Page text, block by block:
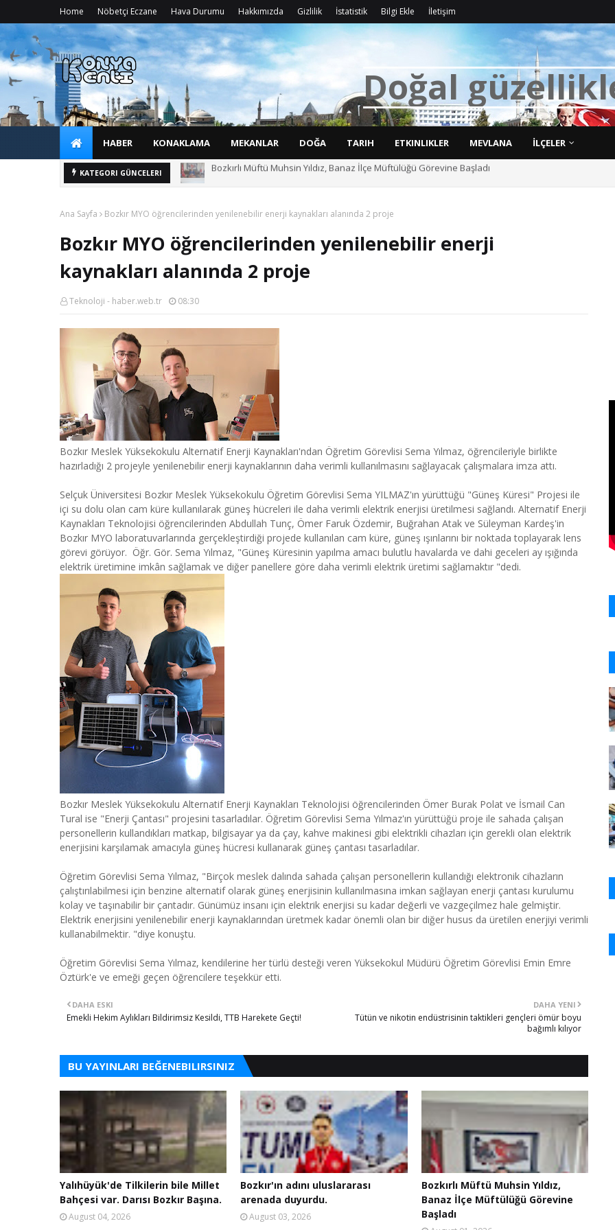
Home Nöbetçi Eczane Hava Durumu Hakkımızda Gizlilik İstatistik Bilgi Ekle İletişim
Doğal güzellikl
HABER KONAKLAMA MEKANLAR DOĞA TARIH ETKINLIKLER MEVLANA İLÇELER
KATEGORI GÜNCELERI
Oğuzların izinde vefalı anma: Prof. Dr. Faruk Sümer memleketi Bozkır'da sempozyumda yad edildi.
Ana Sayfa Bozkır MYO öğrencilerinden yenilenebilir enerji kaynakları alanında 2 proje
Bozkır MYO öğrencilerinden yenilenebilir enerji
kaynakları alanında 2 proje
Teknoloji - haber.web.tr 08:30
Bozkır Meslek Yüksekokulu Alternatif Enerji Kaynakları'ndan Öğretim Görevlisi Sema Yılmaz, öğrencileriyle birlikte
hazırladığı 2 projeyle yenilenebilir enerji kaynaklarının daha verimli kullanılmasını sağlayacak çalışmalara imza attı.
Selçuk Üniversitesi Bozkır Meslek Yüksekokulu Öğretim Görevlisi Sema YILMAZ'ın yürüttüğü "Güneş Küresi" Projesi ile
içi su dolu olan cam küre kullanılarak güneş hücreleri ile daha verimli elektrik enerjisi üretilmesi sağlandı. Alternatif Enerji
Kaynakları Teknolojisi öğrencilerinden Abdullah Tunç, Ömer Faruk Özdemir, Buğrahan Atak ve Süleyman Kardeş'in
Bozkır MYO laboratuvarlarında gerçekleştirdiği projede kullanılan cam küre, güneş ışınlarını bir noktada toplayarak lens
görevi görüyor. Öğr. Gör. Sema Yılmaz, "Güneş Küresinin yapılma amacı bulutlu havalarda ve dahi geceleri ay ışığında
elektrik üretimine imkân sağlamak ve diğer panellere göre daha verimli elektrik üretimi sağlamaktır "dedi.
Bozkır Meslek Yüksekokulu Alternatif Enerji Kaynakları Teknolojisi öğrencilerinden Ömer Burak Polat ve İsmail Can
Tural ise "Enerji Çantası" projesini tasarladılar. Öğretim Görevlisi Sema Yılmaz'ın yürüttüğü proje ile sahada çalışan
personellerin kullandıkları matkap, bilgisayar ya da çay, kahve makinesi gibi elektrikli cihazları için gerekli olan elektrik
enerjisini karşılamak amacıyla güneş hücresi kullanarak güneş çantası tasarladılar.
Öğretim Görevlisi Sema Yılmaz, "Birçok meslek dalında sahada çalışan personellerin kullandığı elektronik cihazların
çalıştırılabilmesi için benzine alternatif olarak güneş enerjisinin kullanılmasına imkan sağlayan enerji çantası kurulumu
kolay ve taşınabilir bir çantadır. Günümüz insanı için elektrik enerjisi su kadar değerli ve vazgeçilmez hale gelmiştir.
Elektrik enerjisini yenilenebilir enerji kaynaklarından üretmek kadar önemli olan bir diğer husus da üretilen enerjiyi verimli
kullanabilmektir. "diye konuştu.
Öğretim Görevlisi Sema Yılmaz, kendilerine her türlü desteği veren Yüksekokul Müdürü Öğretim Görevlisi Emin Emre
Öztürk'e ve emeği geçen öğrencilere teşekkür etti.
DAHA YENI
Tütün ve nikotin endüstrisinin taktikleri gençleri ömür boyu
bağımlı kılıyor
DAHA ESKI
Emekli Hekim Aylıkları Bildirimsiz Kesildi, TTB Harekete Geçti!
BU YAYINLARI BEĞENEBILIRSINIZ
Yalıhüyük'de Tilkilerin bile Millet
Bahçesi var. Darısı Bozkır Başına.
August 04, 2026
Bozkır'ın adını uluslararası
arenada duyurdu.
August 03, 2026
Bozkırlı Müftü Muhsin Yıldız,
Banaz İlçe Müftülüğü Görevine
Başladı